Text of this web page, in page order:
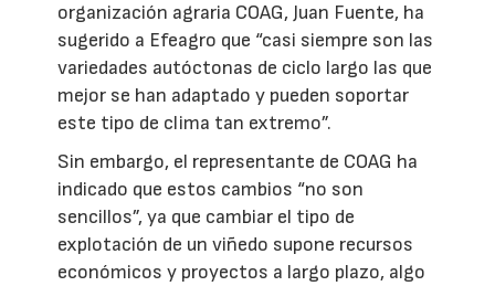
organización agraria COAG, Juan Fuente, ha
sugerido a Efeagro que “casi siempre son las
variedades autóctonas de ciclo largo las que
mejor se han adaptado y pueden soportar
este tipo de clima tan extremo”.
Sin embargo, el representante de COAG ha
indicado que estos cambios “no son
sencillos”, ya que cambiar el tipo de
explotación de un viñedo supone recursos
económicos y proyectos a largo plazo, algo